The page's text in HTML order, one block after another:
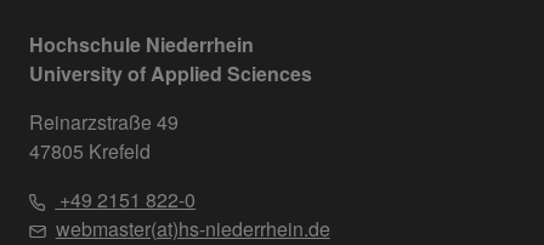
Hochschule Niederrhein
University of Applied Sciences
Reinarzstraße 49
47805 Krefeld
+49 2151 822-0
webmaster(at)hs-niederrhein.de